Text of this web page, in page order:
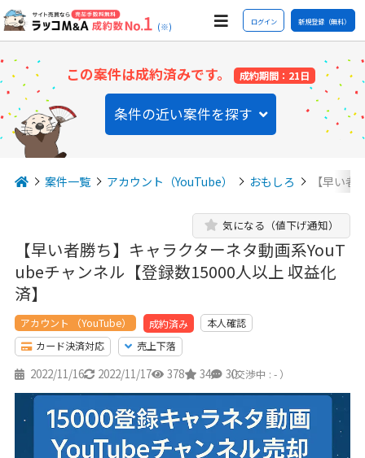
(※) ログイン 新規登録（無料）
この案件は成約済みです。 成約期間：21日
条件の近い案件を探す
案件一覧 アカウント（YouTube） おもしろ 【早い
【早い者勝ち】キャラクターネタ動画系YouT
ubeチャンネル【登録数15000人以上 収益化
済】
気になる（値下げ通知）
アカウント （YouTube） 成約済み
本人確認
カード決済対応
売上下落
2022/11/16 2022/11/17 378 34 30
（交渉中 : - ）